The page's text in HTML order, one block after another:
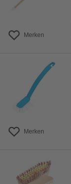
Merken
Merken